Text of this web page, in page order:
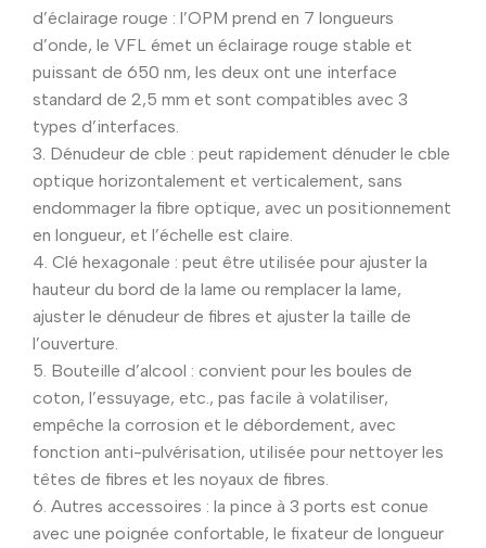
d’éclairage rouge : l’OPM prend en 7 longueurs
d’onde, le VFL émet un éclairage rouge stable et
puissant de 650 nm, les deux ont une interface
standard de 2,5 mm et sont compatibles avec 3
types d’interfaces.
3. Dénudeur de cble : peut rapidement dénuder le cble
optique horizontalement et verticalement, sans
endommager la fibre optique, avec un positionnement
en longueur, et l’échelle est claire.
4. Clé hexagonale : peut être utilisée pour ajuster la
hauteur du bord de la lame ou remplacer la lame,
ajuster le dénudeur de fibres et ajuster la taille de
l’ouverture.
5. Bouteille d’alcool : convient pour les boules de
coton, l’essuyage, etc., pas facile à volatiliser,
empêche la corrosion et le débordement, avec
fonction anti-pulvérisation, utilisée pour nettoyer les
têtes de fibres et les noyaux de fibres.
6. Autres accessoires : la pince à 3 ports est conue
avec une poignée confortable, le fixateur de longueur